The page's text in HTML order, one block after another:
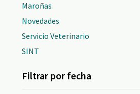
Maroñas
Novedades
Servicio Veterinario
SINT
Filtrar por fecha